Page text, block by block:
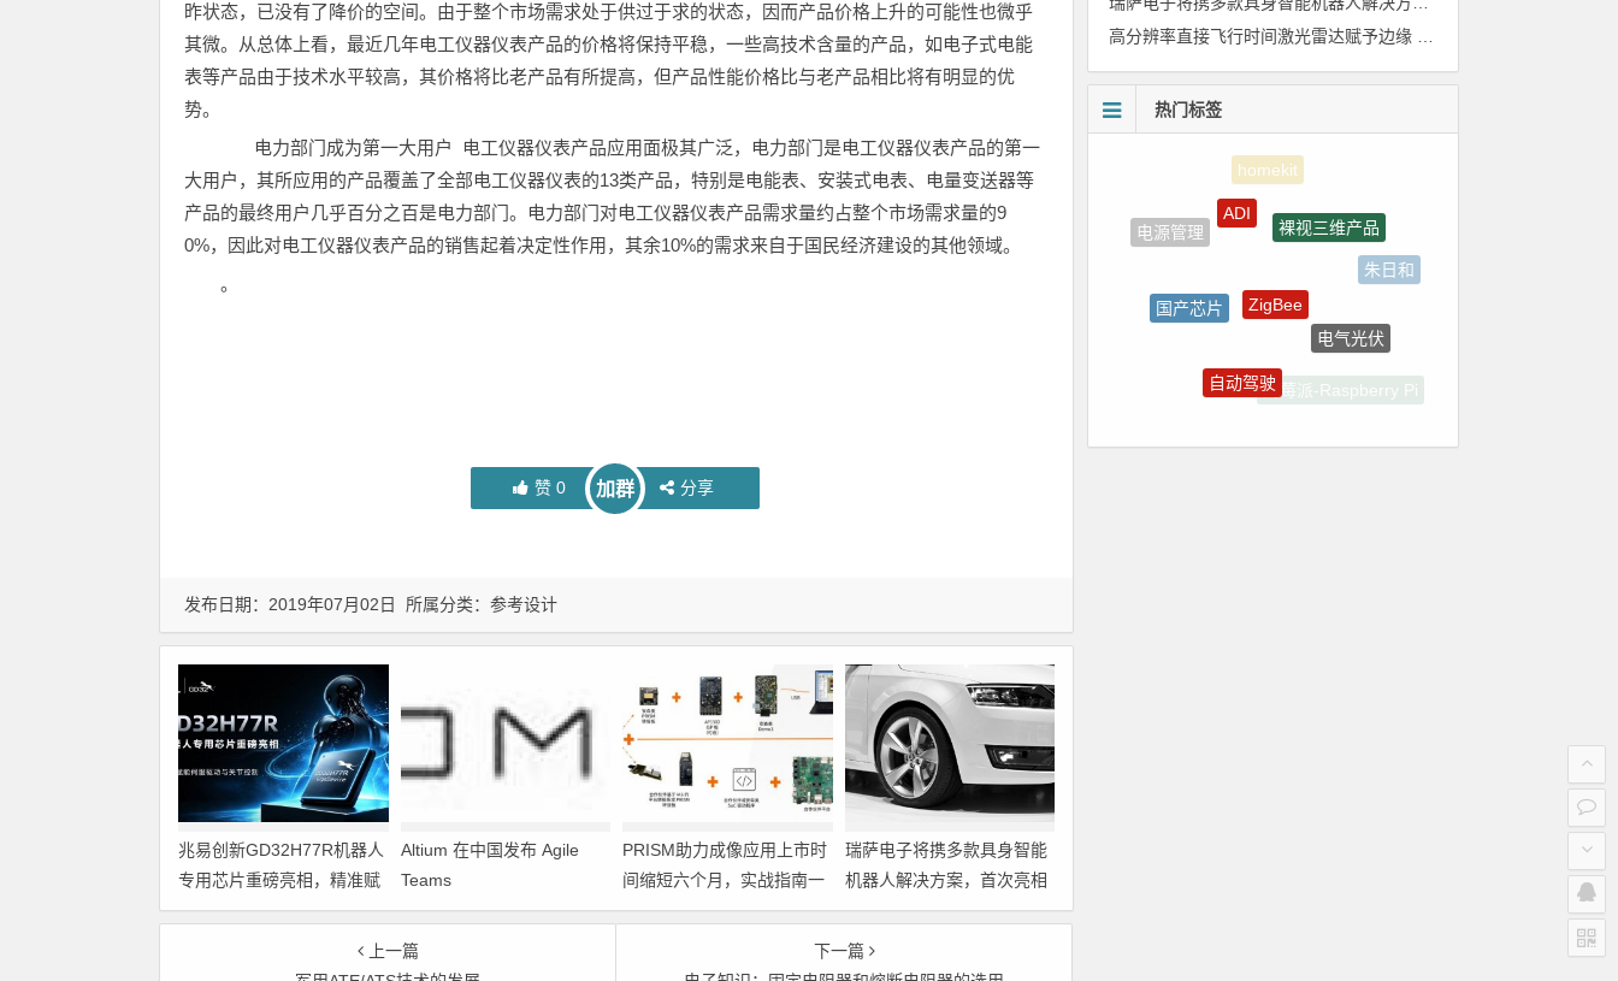
昨状态，已没有了降价的空间。由于整个市场需求处于供过于求的状态，因而产品价格上升的可能性也微乎
其微。从总体上看，最近几年电工仪器仪表产品的价格将保持平稳，一些高技术含量的产品，如电子式电能
表等产品由于技术水平较高，其价格将比老产品有所提高，但产品性能价格比与老产品相比将有明显的优
势。
电力部门成为第一大用户 电工仪器仪表产品应用面极其广泛，电力部门是电工仪器仪表产品的第一
大用户，其所应用的产品覆盖了全部电工仪器仪表的13类产品，特别是电能表、安装式电表、电量变送器等
产品的最终用户几乎百分之百是电力部门。电力部门对电工仪器仪表产品需求量约占整个市场需求量的9
0%，因此对电工仪器仪表产品的销售起着决定性作用，其余10%的需求来自于国民经济建设的其他领域。
。
赞0 加群 分享
发布日期：2019年07月02日 所属分类： 参考设计
兆易创新GD32H77R机器人
专用芯片重磅亮相，精准赋
能伺服驱动与关节控制
Altium 在中国发布 Agile
Teams
PRISM助力成像应用上市时
间缩短六个月，实战指南一
文解读
瑞萨电子将携多款具身智能
机器人解决方案，首次亮相
2026中国具身智能机器人产
业大会
上一篇
下一篇
热门标签
电源管理
ADI
朱日和
树莓派-Raspberry Pi
测试